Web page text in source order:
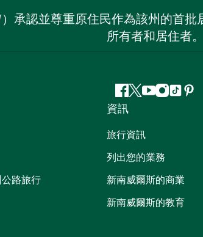
承認並尊重原住民作為該州的首
所有者和居住者。
Facebook
嘰
喳
喳
Youtube
Instagram
抖
路旅行
資訊
旅行資訊
列出您的業務
新南威爾斯的商業
新南威爾斯的教育